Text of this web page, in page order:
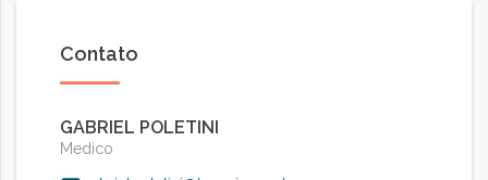
Contato
GABRIEL POLETINI
Medico